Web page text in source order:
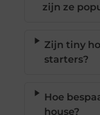
zijn ze
Zijn tiny
starters?
Hoe
house?